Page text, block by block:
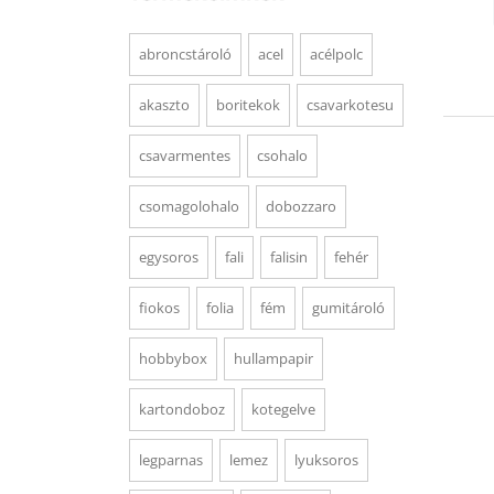
abroncstároló acel acélpolc
akaszto boritekok csavarkotesu
csavarmentes csohalo
csomagolohalo dobozzaro
egysoros fali falisin fehér
fiokos folia fém gumitároló
hobbybox hullampapir
kartondoboz kotegelve
legparnas lemez lyuksoros